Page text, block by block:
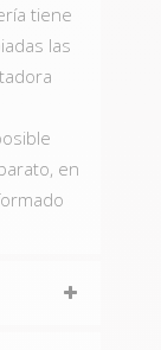
tiene
las
en